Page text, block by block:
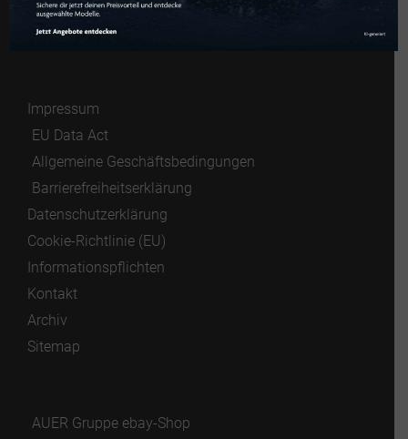
© 2025 AUER Gruppe GmbH.
Impressum
EU Data Act
Allgemeine Geschäftsbedingungen
Barrierefreiheitserklärung
Datenschutzerklärung
Cookie-Richtlinie (EU)
Informationspflichten
Kontakt
Archiv
Sitemap
AUER Gruppe ebay-Shop